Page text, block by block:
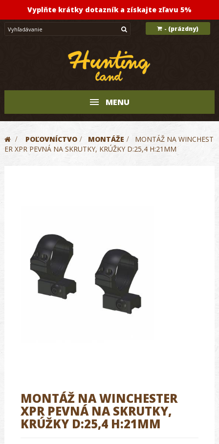
Vyplňte krátky dotazník a získajte zľavu 5%
- (prázdny)
MENU
> POĽOVNÍCTVO > MONTÁŽE >
MONTÁŽ NA WINCHEST
ER XPR PEVNÁ NA SKRUTKY, KRÚŽKY D:25,4 H:21MM
MONTÁŽ NA WINCHESTER
XPR PEVNÁ NA SKRUTKY,
KRÚŽKY D:25,4 H:21MM